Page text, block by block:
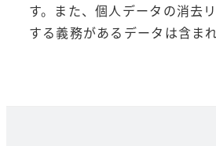
す。また、個人データの消去
する義務があるデータは含ま